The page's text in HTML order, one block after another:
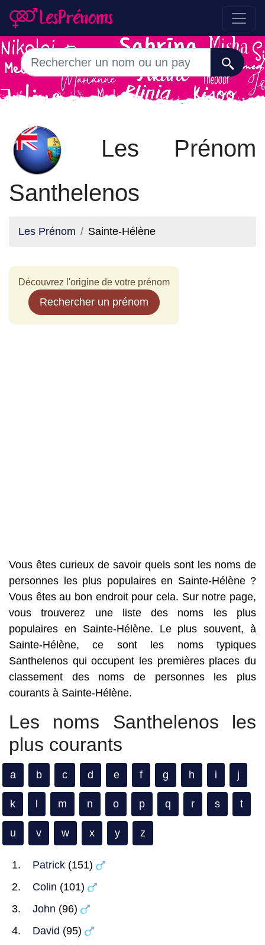
Les Prénom
Santhelenos
Les Prénom Sainte-Hélène
Découvrez l'origine de votre prénom
Rechercher un prénom
Vous êtes curieux de savoir quels sont les noms de
personnes les plus populaires en Sainte-Hélène ?
Vous êtes au bon endroit pour cela. Sur notre page,
vous trouverez une liste des noms les plus
populaires en Sainte-Hélène. Le plus souvent, à
Sainte-Hélène, ce sont les noms typiques
Santhelenos qui occupent les premières places du
classement des noms de personnes les plus
courants à Sainte-Hélène.
Les noms Santhelenos les
plus courants
a b c d e f g h i j
k m n o p q r s t
u v w x y z
Patrick (151)
Colin (101)
John (96)
David (95)